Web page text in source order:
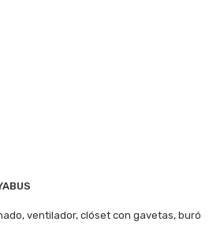
ventilador, clóset con gavetas, buró